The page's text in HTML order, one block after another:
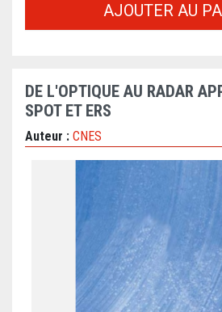
AJOUTER AU
DE L'OPTIQUE AU RADAR
SPOT ET ERS
Auteur : CNES